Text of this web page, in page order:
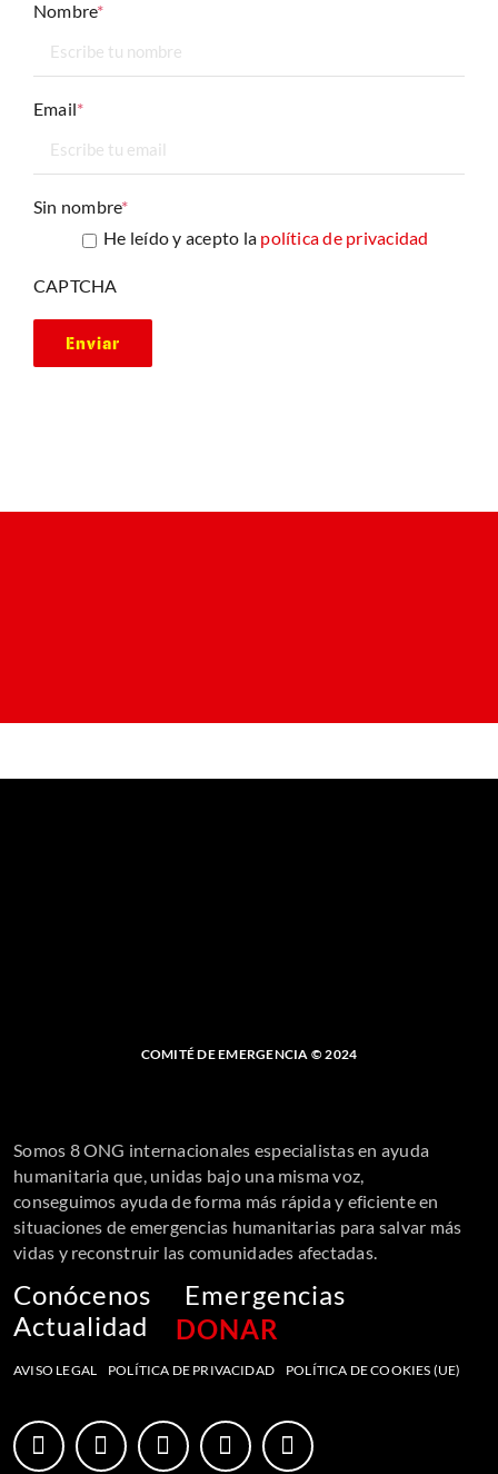
Nombre*
Email*
Sin nombre*
He leído y acepto la política de privacidad
CAPTCHA
COMITÉ DE EMERGENCIA © 2024
Somos 8 ONG internacionales especialistas en ayuda
humanitaria que, unidas bajo una misma voz,
conseguimos ayuda de forma más rápida y eficiente en
situaciones de emergencias humanitarias para salvar más
vidas y reconstruir las comunidades afectadas.
Conócenos
Emergencias
Actualidad
DONAR
AVISO LEGAL POLÍTICA DE PRIVACIDAD POLÍTICA DE COOKIES (UE)